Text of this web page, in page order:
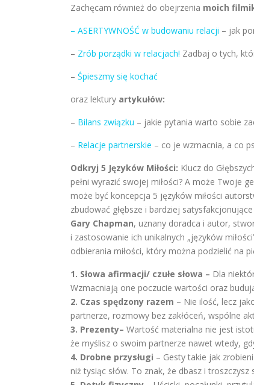
Zachęcam również do obejrzenia moich
– ASERTYWNOŚĆ w budowaniu relacji – jak
– Zrób porządki w relacjach! Zadbaj o tych,
– Śpieszmy się kochać
oraz lektury artykułów:
– Bilans związku – jakie pytania warto sobie
– Relacje partnerskie – co je wzmacnia, a co
Odkryj 5 Języków Miłości: Klucz do
pełni wyrazić swojej miłości? A może Twoje
może być koncepcja 5 języków miłości
zbudować głębsze i bardziej
Gary Chapman, uznany doradca i autor,
i zastosowanie ich unikalnych „języków
odbierania miłości, który można podzielić na
1. Słowa afirmacji/ czułe słowa – Dla
Wzmacniają one poczucie wartości oraz
2. Czas spędzony razem – Nie ilość, lecz
partnerze, rozmowy bez zakłóceń, wspólne
3. Prezenty– Wartość materialna nie jest
że myślisz o swoim partnerze nawet wtedy,
4. Drobne przysługi – Gesty takie jak
niż tysiąc słów. To znak, że dbasz i troszczysz